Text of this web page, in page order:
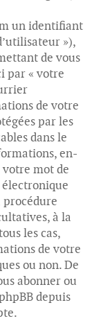
un identifiant
»),
de vous
par « votre
de votre
par les
dans le
en-
mot de
électronique
à la
les cas,
de votre
ou non. De
abonner ou
depuis